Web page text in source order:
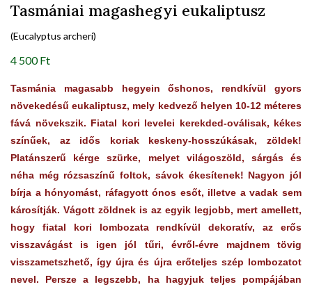
Tasmániai magashegyi eukaliptusz
(Eucalyptus archeri)
4 500 Ft
Tasmánia magasabb hegyein őshonos, rendkívül gyors
növekedésű eukaliptusz, mely kedvező helyen 10-12 méteres
fává növekszik. Fiatal kori levelei kerekded-oválisak, kékes
színűek, az idős koriak keskeny-hosszúkásak, zöldek!
Platánszerű kérge szürke, melyet világoszöld, sárgás és
néha még rózsaszínű foltok, sávok ékesítenek! Nagyon jól
bírja a hónyomást, ráfagyott ónos esőt, illetve a vadak sem
károsítják. Vágott zöldnek is az egyik legjobb, mert amellett,
hogy fiatal kori lombozata rendkívül dekoratív, az erős
visszavágást is igen jól tűri, évről-évre majdnem tövig
visszametszhető, így újra és újra erőteljes szép lombozatot
nevel. Persze a legszebb, ha hagyjuk teljes pompájában